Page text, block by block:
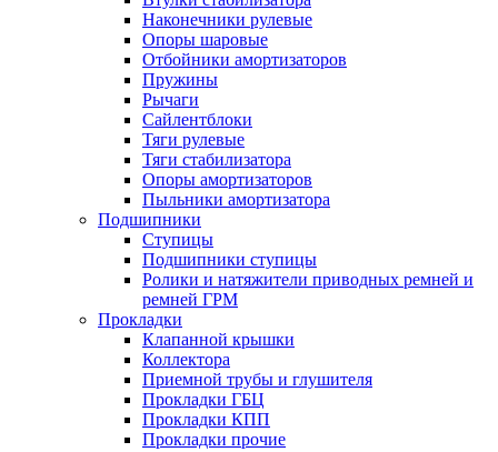
Наконечники рулевые
Опоры шаровые
Отбойники амортизаторов
Пружины
Рычаги
Сайлентблоки
Тяги рулевые
Тяги стабилизатора
Опоры амортизаторов
Пыльники амортизатора
Подшипники
Ступицы
Подшипники ступицы
Ролики и натяжители приводных ремней и
ремней ГРМ
Прокладки
Клапанной крышки
Коллектора
Приемной трубы и глушителя
Прокладки ГБЦ
Прокладки КПП
Прокладки прочие